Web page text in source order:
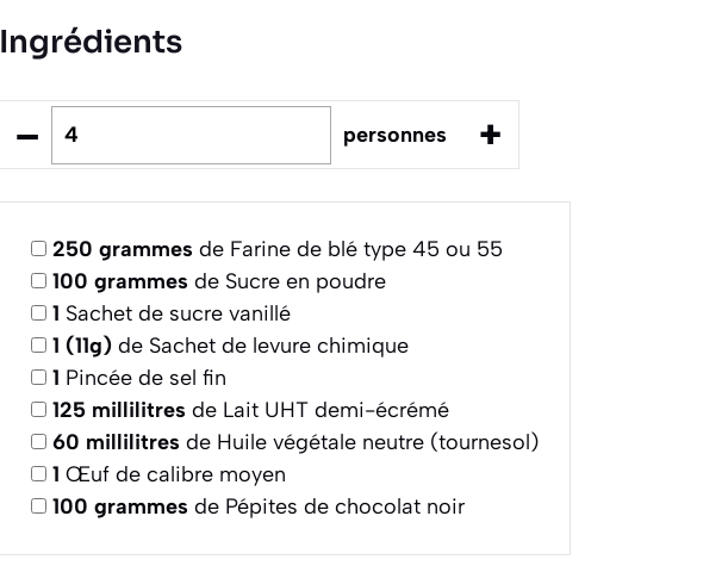
Ingrédients
– personnes +
250 grammes de Farine de blé type 45 ou 55
100 grammes de Sucre en poudre
1 Sachet de sucre vanillé
1 (11g) de Sachet de levure chimique
1 Pincée de sel fin
125 millilitres de Lait UHT demi-écrémé
60 millilitres de Huile végétale neutre (tournesol)
1 Œuf de calibre moyen
100 grammes de Pépites de chocolat noir